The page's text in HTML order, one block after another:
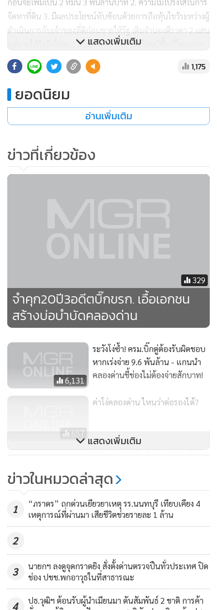
จัดหาที่ดิน 3. มีผลประโยชน์ทับซ้อนด้วยการถือหุ้นไขว้ระหว่างผู้
ดำเนินการกับเจ้าของที่ดิก่อนขายให้รัฐ เดิมจำนองตีราคา 2 แสน
แต่ขายให้รัฐถึงไร่ละ 1 ล้านบาท การใช้ประโยชน์พื้นที่โครงการ
500-600 ไร่ แต่รัฐกลับซื้อพื้นที่ว่างไว้ทำให้เสียประโยชน์ 4. ผลก
ระทบต่อชุมชนไม่มีใครทราบ 5 มีการออกเอกสารปลอมตั้งแต่
ระดับ อบต.
6. ไม่มีการศึกษาอีไอเอ 7. ไม่มีใบอนุญาตกรมโรงงาน มีการ
ศึกษาสิ่งแวดล้อมแบบฉบับเล็กภายหลังจากก่อสร้างไปแล้ว 50%
นโยบายของเอดีบีเนื่องจากเพิ่มเงิน 1 หมื่นล้านบาท แต่ไม่มีการ
ตั้งโครงการใหม่ ไม่คำนึงถึงเทคโนโลยีสิ่งแวดล้อม ประกอบการ
ออกแบบละเลยนโยบายโยกย้ายถิ่นฐาน ไม่วิเคราะห์ผลกระทบ
ทางสังคม ไม่ให้ประชาชนมีส่วนรวมและไม่ประเมินผลในเรื่องสิ่ง
แวดล้อม จึงถือว่าเป็นโครงการที่ล่อกันเละไปหมด 9. ในการยื่น
ตัดสินมีการลาออกจากกลุ่มก่อนเซ็นสัญญาแต่กลับดำเนินการ
ต่อแล้วหาบริษัทอื่นมาแทนในอีกสองปีต่อมา จึงเห็นได้ชัดว่ามี
องค์กรอิสระตรวจสอบอำนาจรัฐมากขึ้นแต่คลองด่านซึ่งทุจริต
ใหญ่มากเกิดหลังรัฐธรรมนูญผู้มีอำนาจทุจริตทุกขั้นตอน จึงต้อง
ย้อนถามสังคมไทยว่าจะเอาจริงเอาจังกับการป้องกันการทุจริต
เมื่อไหร่
ส่วนนางดาวัลย์ จันทร์ดี ตัวแทนชาวบ้านผู้ปกป้องคลองดาน
กล่าวว่า 17 ปีที่ต่อสู้กับโครงการนี้ไม่ใช่เพื่อผลประโยชน์ของตัว
เองเพราะเป็นการปกป้องแหล่งทรัพยากรธรรมชาติที่สำคัญและ
ผลประโยชน์ของชาติ ซึ่งไม่เคยคิดว่าจะโกงกันได้ขนาดนี้ และ
เมื่อปี 46 มีการยอมรับว่าทุจริตหลังจากนั้นกลับมีกลไกเตะถ่วง
แสดงเพิ่มเติม
1,175
ยอดนิยม
อ่านเพิ่มเติม
ข่าวที่เกี่ยวข้อง
329
จำคุก20ปี3อดีตบิ๊กขรก. เอื้อเอกชน
สร้างบ่อบำบัดคลองด่าน
6,131
ระวังโง่ซ้ำ! ครม.บิ๊กตู่ต้องรับผิดชอบ
หากเร่งจ่าย 9.6 พันล้าน - แกนนำ
คลองด่านชี้ช่องไม่ต้องจ่ายสักบาท!
657
ค่าโง่คลองด่าน ไหนว่าต่อรองได้?
7,371
“ประยุทธ์” เช็ดขี้รัฐบาลเลือกตั้ง
คลองด่าน”
แสดงเพิ่มเติม
ข่าวในหมวดล่าสุด
1
“ภราดร” ถกด่วนเยียวยาเหตุ รร.นนทบุรี เทียบเคียง 4
เหตุการณ์ที่ผ่านมา เสียชีวิตช่วยรายละ 1 ล้าน
2
3
นายกฯ ลงดูจุดกราดยิง สั่งตั้งด่านตรวจปืนทั่วประเทศ ปิด
ช่อง ปชช.พกอาวุธในที่สาธารณะ
4
ปธ.วุฒิฯ ต้อนรับผู้นำเมียนมา ดันสัมพันธ์ 2 ชาติ การค้า